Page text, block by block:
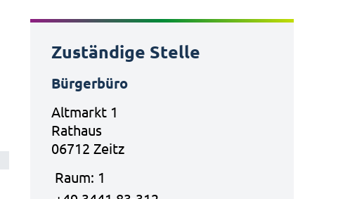
Zuständige Stelle
Bürgerbüro
Altmarkt 1
Rathaus
06712 Zeitz
Raum: 1